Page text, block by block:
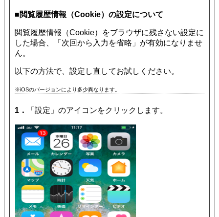
■閲覧履歴情報（Cookie）の設定について
閲覧履歴情報（Cookie）をブラウザに残さない設定に
した場合、「次回から入力を省略」が有効になりませ
ん。
以下の方法で、設定し直してお試しください。
※iOSのバージョンにより多少異なります。
1． 「設定」のアイコンをクリックします。